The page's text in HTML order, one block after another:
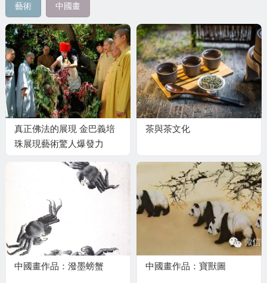
藝術 中國畫
真正佛法的展現 金巴義培
珠展現藝術驚人爆發力
茶與茶文化
中國畫作品：潑墨螃蟹 中國畫作品：寶獸圖